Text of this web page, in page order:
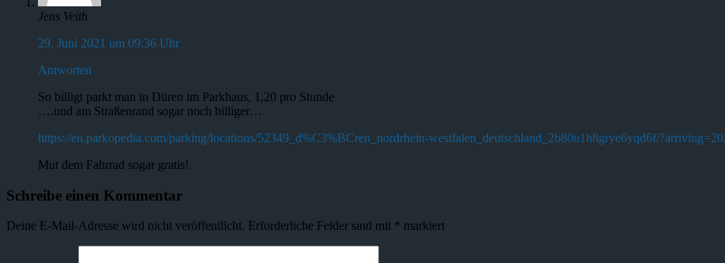
Jens Veith
29. Juni 2021 um 09:36 Uhr
Antworten
So billigt parkt man in Düren im Parkhaus, 1,20 pro Stunde
….und am Straßenrand sogar noch billiger…
https://en.parkopedia.com/parking/locations/52349_d%C3%BCren_nordrhein-westfalen_deutschland_2b80u1h8grye6yqd6f/
Mut dem Fahrrad sogar gratis!
Schreibe einen Kommentar
Deine E-Mail-Adresse wird nicht veröffentlicht. Erforderliche Felder sind mit * markiert